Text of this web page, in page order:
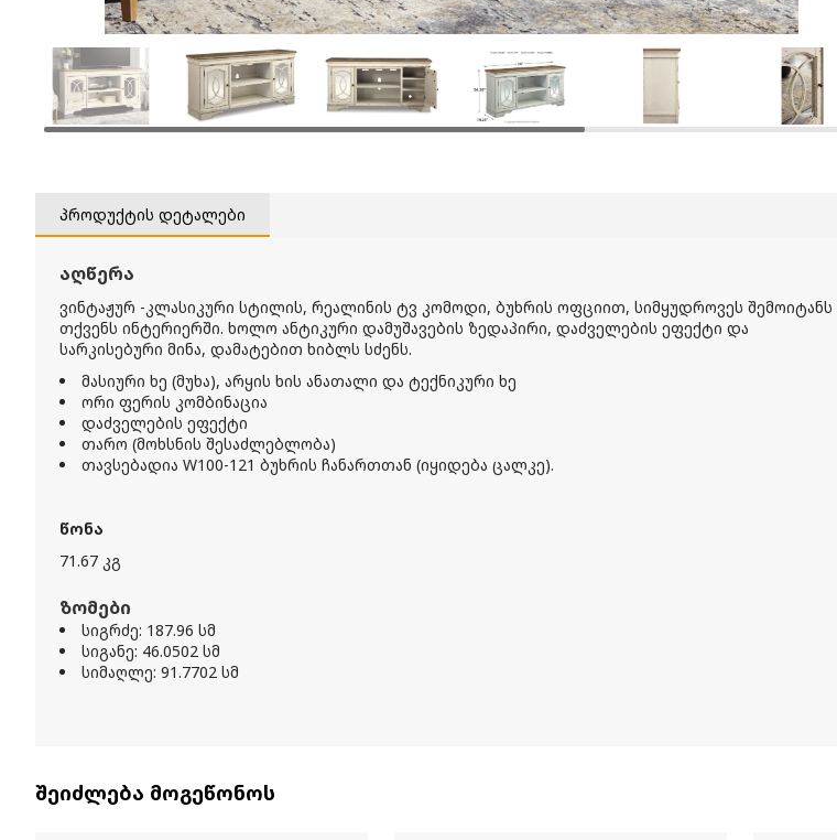
პროდუქტის დეტალები
აღწერა
ვინტაჟურ -კლასიკური სტილის, რეალინის ტვ კომოდი, ბუხრის ოფციით, სიმყუდროვეს შემოიტანს
თქვენს ინტერიერში. ხოლო ანტიკური დამუშავების ზედაპირი, დაძველების ეფექტი და
სარკისებური მინა, დამატებით ხიბლს სძენს.
მასიური ხე (მუხა), არყის ხის ანათალი და ტექნიკური ხე
ორი ფერის კომბინაცია
დაძველების ეფექტი
თარო (მოხსნის შესაძლებლობა)
თავსებადია W100-121 ბუხრის ჩანართთან (იყიდება ცალკე).
წონა
71.67 კგ
ზომები
სიგრძე: 187.96 სმ
სიგანე: 46.0502 სმ
სიმაღლე: 91.7702 სმ
შეიძლება მოგეწონოს